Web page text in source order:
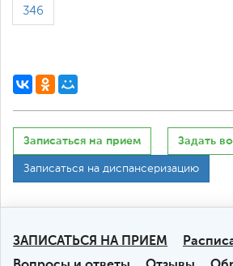
346
Записаться на прием Задать
Записаться на диспансеризацию
ЗАПИСАТЬСЯ НА ПРИЕМ